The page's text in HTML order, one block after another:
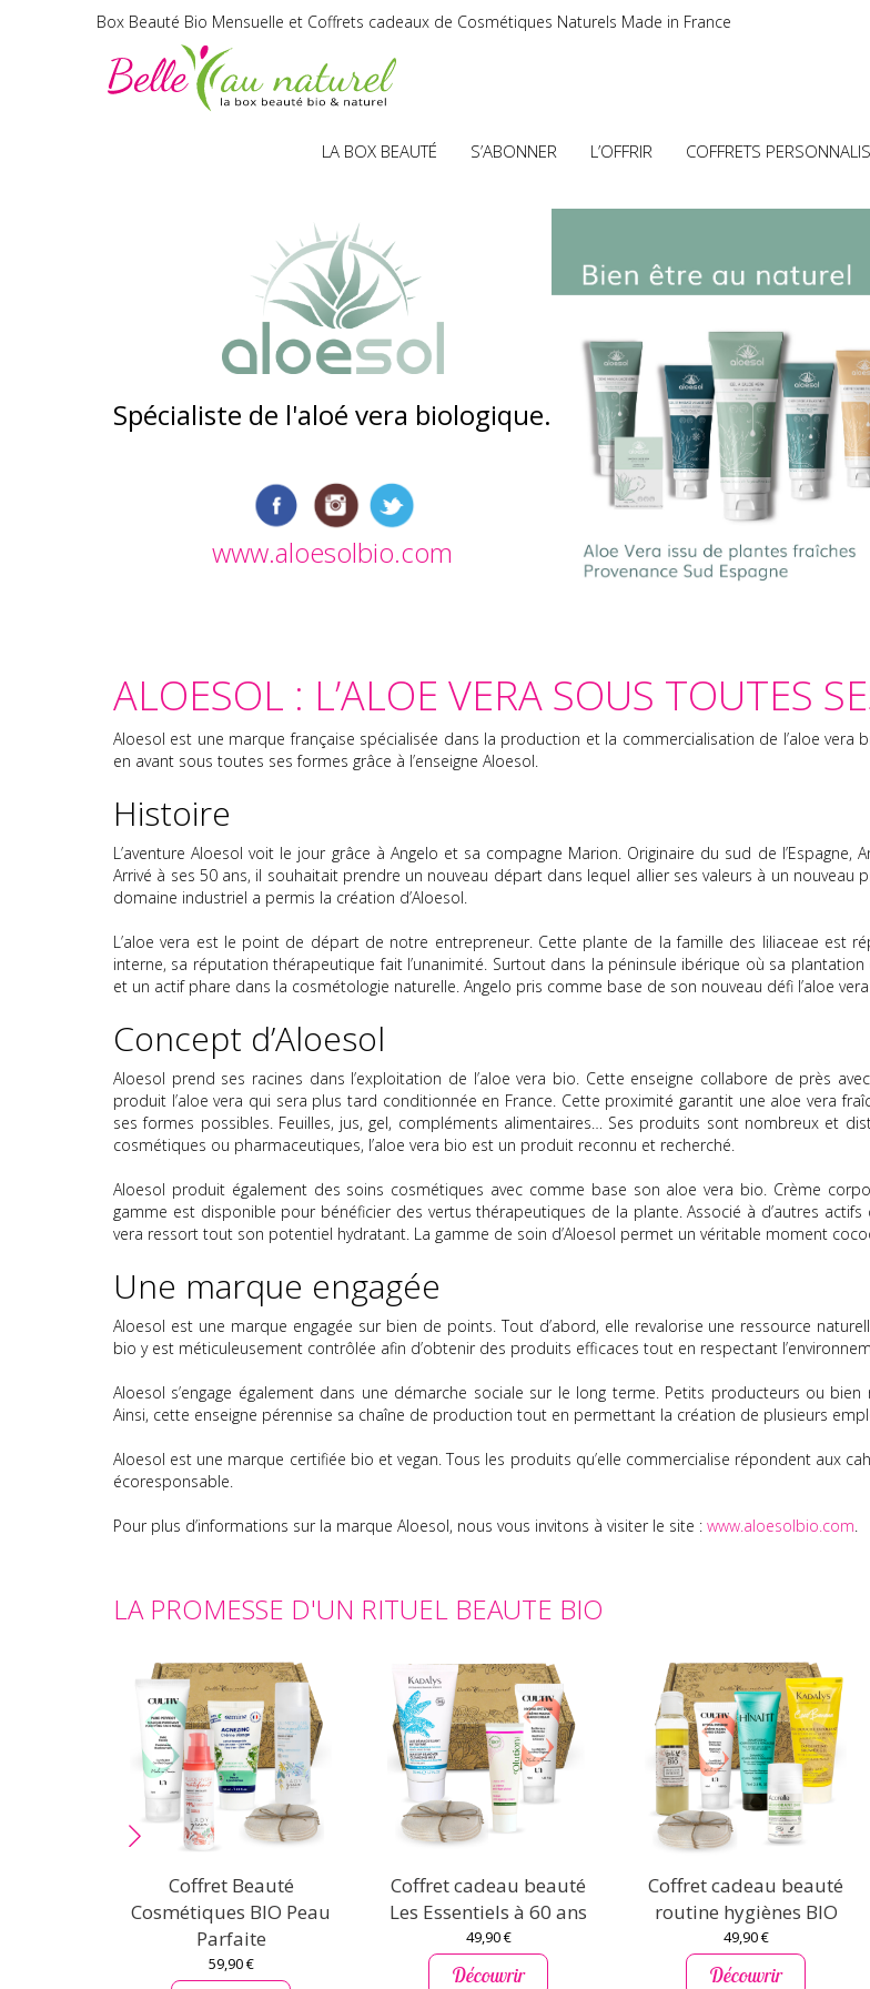
Box Beauté Bio Mensuelle et Coffrets cadeaux de Cosmétiques Naturels Made in France
LA BOX BEAUTÉ S’ABONNER L’OFFRIR COFFRETS
Spécialiste de l'aloé vera biologique.
www.aloesolbio.com
ALOESOL : L’ALOE VERA SOUS TOUTES
Aloesol est une marque française spécialisée dans la production et la commercialisation de l’aloe vera
en avant sous toutes ses formes grâce à l’enseigne Aloesol.
Histoire
L’aventure Aloesol voit le jour grâce à Angelo et sa compagne Marion. Originaire du sud de
Arrivé à ses 50 ans, il souhaitait prendre un nouveau départ dans lequel allier ses valeurs à un
domaine industriel a permis la création d’Aloesol.
L’aloe vera est le point de départ de notre entrepreneur. Cette plante de la famille des liliaceae est
interne, sa réputation thérapeutique fait l’unanimité. Surtout dans la péninsule ibérique où sa
et un actif phare dans la cosmétologie naturelle. Angelo pris comme base de son nouveau défi l’aloe
Concept d’Aloesol
Aloesol prend ses racines dans l’exploitation de l’aloe vera bio. Cette enseigne collabore de près
produit l’aloe vera qui sera plus tard conditionnée en France. Cette proximité garantit une aloe vera
ses formes possibles. Feuilles, jus, gel, compléments alimentaires… Ses produits sont nombreux et
cosmétiques ou pharmaceutiques, l’aloe vera bio est un produit reconnu et recherché.
Aloesol produit également des soins cosmétiques avec comme base son aloe vera bio. Crème
gamme est disponible pour bénéficier des vertus thérapeutiques de la plante. Associé à d’autres
vera ressort tout son potentiel hydratant. La gamme de soin d’Aloesol permet un véritable moment
Une marque engagée
Aloesol est une marque engagée sur bien de points. Tout d’abord, elle revalorise une ressource
bio y est méticuleusement contrôlée afin d’obtenir des produits efficaces tout en respectant
Aloesol s’engage également dans une démarche sociale sur le long terme. Petits producteurs ou
Ainsi, cette enseigne pérennise sa chaîne de production tout en permettant la création de plusieurs
Aloesol est une marque certifiée bio et vegan. Tous les produits qu’elle commercialise répondent aux
écoresponsable.
Pour plus d’informations sur la marque Aloesol, nous vous invitons à visiter le site : www.aloesolbio.com.
LA PROMESSE D'UN RITUEL BEAUTE BIO
Coffret Beauté
Cosmétiques BIO Peau
Parfaite
59,90 €
Coffret cadeau beauté
Les Essentiels à 60 ans
49,90 €
Découvrir
Coffret cadeau beauté
routine hygiènes BIO
49,90 €
Découvrir